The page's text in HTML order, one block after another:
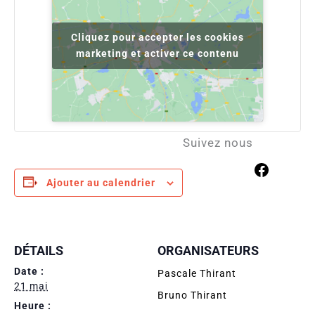
DÉTAILS
Date :
21 mai
Heure :
ORGANISATEURS
Pascale Thirant
Bruno Thirant
Cliquez pour accepter les cookies
marketing et activer ce contenu
Ajouter au calendrier
Suivez nous